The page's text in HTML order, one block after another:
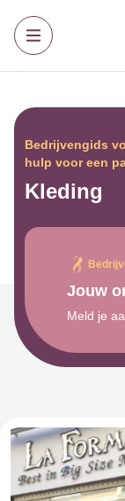
Bedrijvengids
hulp voor een
Kleding
Jouw
Meld je